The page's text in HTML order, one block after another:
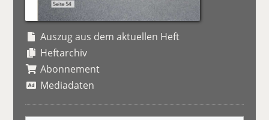
Auszug aus dem aktuellen Heft
Heftarchiv
Abonnement
Mediadaten